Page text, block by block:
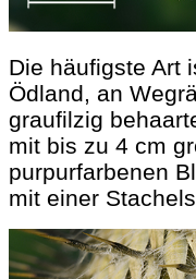
Die häufigste Art
Ödland, an
graufilzig
mit bis zu 4 cm
purpurfarbenen
mit einer